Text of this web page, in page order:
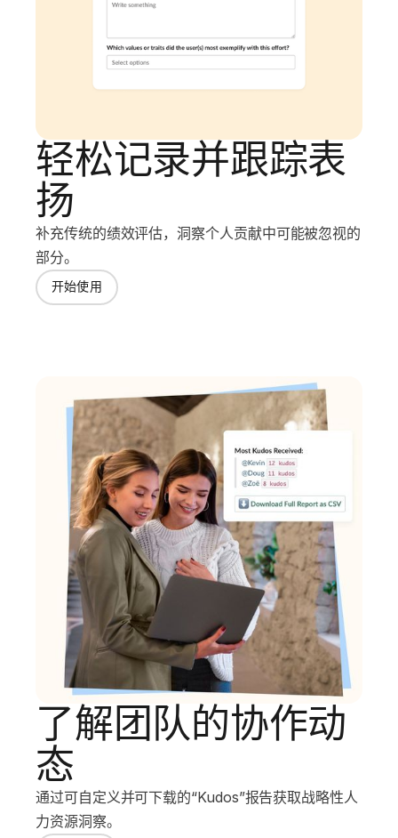
轻松记录并跟踪表
扬
补充传统的绩效评估，洞察个人贡献中可能被忽视的
部分。
开始使用
了解团队的协作动
态
通过可自定义并可下载的“Kudos”报告获取战略性人
力资源洞察。